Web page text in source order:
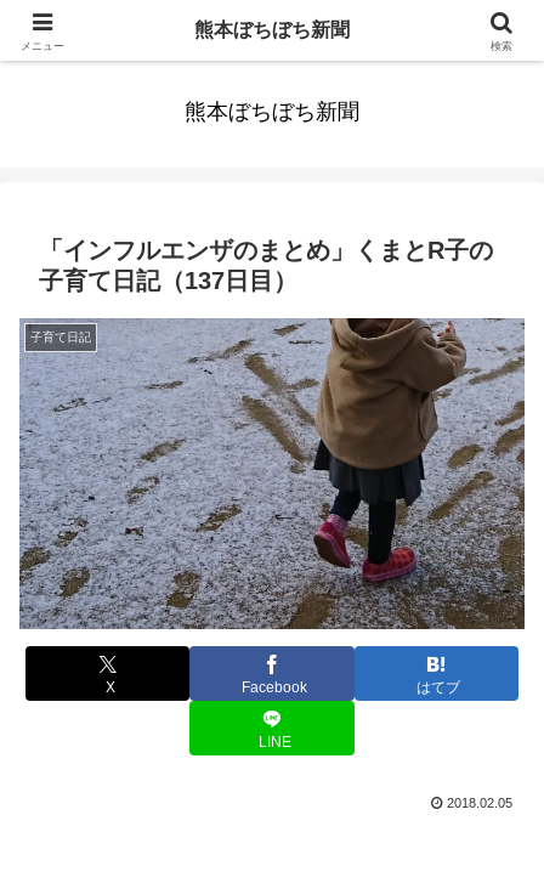
みんなまだ気づかずすごしていたんだわ。ずっといっしょに歩いてゆけるっ
熊本ぼちぼち新聞
「インフルエンザのまとめ」くまとR子の
子育て日記（137日目）
子育て日記
X Facebook はてブ
LINE
2018.02.05
メニュー
熊本ぼちぼち新聞
検索